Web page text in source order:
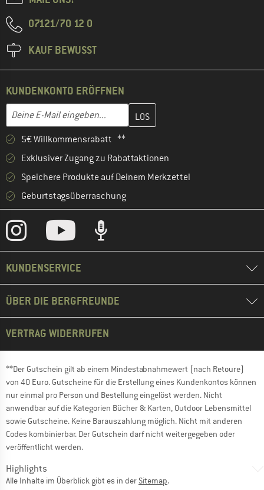
07121/70 12 0
KAUF BEWUSST
KUNDENKONTO ERÖFFNEN
E-Mail-Adresse
Gib hier deine E-Mail-Adresse ein und erstelle im nächsten
5€ Willkommensrabatt **
Exklusiver Zugang zu Rabattaktionen
Speichere Produkte auf Deinem Merkzettel
Geburtstagsüberraschung
KUNDENSERVICE
ÜBER DIE BERGFREUNDE
VERTRAG WIDERRUFEN
**Der Gutschein gilt ab einem Mindestabnahmewert (nach Retoure)
von 40 Euro. Gutscheine für die Erstellung eines Kundenkontos können
nur einmal pro Person und Bestellung eingelöst werden. Nicht
anwendbar auf die Kategorien Bücher & Karten, Outdoor Lebensmittel
sowie Gutscheine. Keine Barauszahlung möglich. Nicht mit anderen
Codes kombinierbar. Der Gutschein darf nicht weitergegeben oder
veröffentlicht werden.
Highlights
Alle Inhalte im Überblick gibt es in der Sitemap.